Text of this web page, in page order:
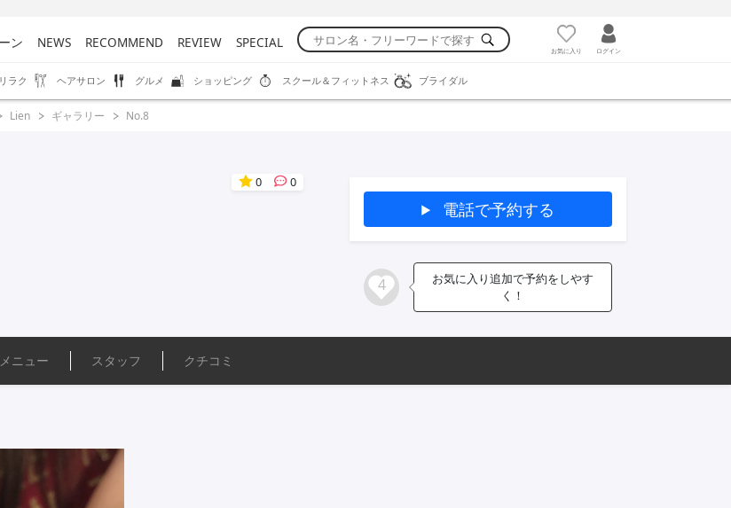
ン NEWS RECOMMEND REVIEW SPECIAL お気に入り ログイン
リラク ヘアサロン グルメ ショッピング スクール＆フィットネス ブライダル
Lien ギャラリー No.8
0 0
電話で予約する
4
お気に入り追加で予約をしやす
く！
メニュー スタッフ クチコミ